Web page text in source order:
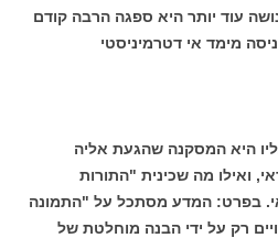
עוד יותר היא ספגה הרבה קודם
מימד אי דטרמיניסטי
היא המסקנה שהגעת אליה
ואילו מה שכינית "התורות
בפרט: המדע מסתכל על "התמונה
רק על ידי הבנה מוחלטת של